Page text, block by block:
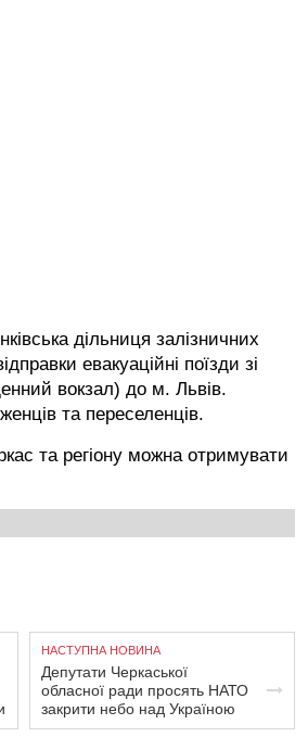
дільниця залізничних
евакуаційні поїзди зі
вокзал) до м. Львів.
та переселенців.
та регіону можна отримувати
НАСТУПНА НОВИНА
Депутати Черкаської
обласної ради просять НАТО
закрити небо над Україною